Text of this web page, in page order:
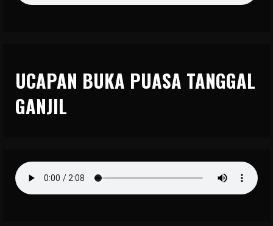
UCAPAN BUKA PUASA TANGGAL
GANJIL